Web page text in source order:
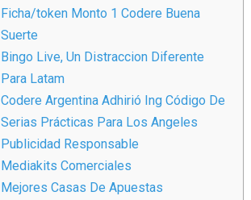
Ficha/token Monto 1 Codere Buena
Suerte
Bingo Live, Un Distraccion Diferente
Para Latam
Codere Argentina Adhirió Ing Código De
Serias Prácticas Para Los Angeles
Publicidad Responsable
Mediakits Comerciales
Mejores Casas De Apuestas